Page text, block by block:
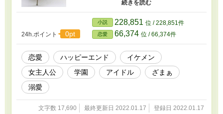
上に一匹狼で、誰とも話しているのを見たこと
がない男子だった。 仕方なく告白をした琉心だ
ったが、誰もがフラれることを期待する中、告
白のOKを貰ってしまう。 翌日、登校してきた我
玖の姿を見て、クラスメイトたちは驚愕してい
た。 なぜなら彼は、今をときめく人気絶頂のア
イドル・冬芽(とうが)だったからだ。 他サイト
様でも同作品を投稿しています。
24h.ポイント 0pt
小説 228,851 位 / 228,851件
恋愛 66,374 位 / 66,374件
恋愛 ハッピーエンド
イケメン
女主人公
学園 アイドル
ざまぁ
溺愛
文字数 17,690 最終更新日 2022.01.17 登録日 2022.01.17